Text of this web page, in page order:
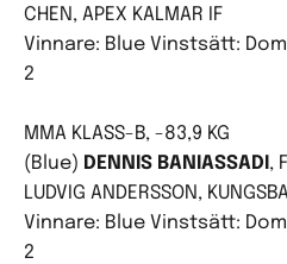
CHEN, APEX KALMAR IF
Vinnare: Blue Vinstsätt:
2
MMA KLASS-B, -83,9 KG
(Blue) DENNIS BANIASSADI ,
LUDVIG ANDERSSON,
Vinnare: Blue Vinstsätt:
2